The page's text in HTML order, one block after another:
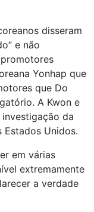
disseram
e não
Yonhap que
que Do
A Kwon e
da
Estados Unidos.
em várias
extremamente
a verdade